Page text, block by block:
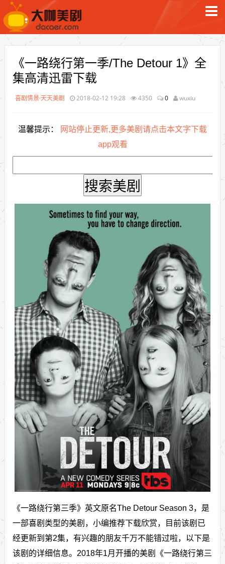
《一路绕行第一季/The Detour 1》全
集高清迅雷下载
喜剧情景·天天美剧 2018-02-12 19:28 4350 0 wuxiu
温馨提示：
网站停止更新,更多美剧请点击本文字下载
app观看
《一路绕行第三季》英文原名The Detour Season 3，是
一部喜剧类型的美剧，小编推荐下载欣赏，目前该剧已
经更新到第2集，有兴趣的朋友千万不能错过啦，以下是
该剧的详细信息。2018年1月开播的美剧《一路绕行第三